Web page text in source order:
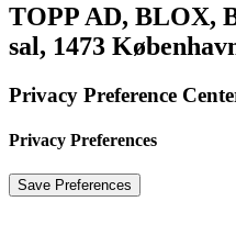
TOPP AD, BLOX,
sal, 1473
Privacy Preference
Privacy Preferences